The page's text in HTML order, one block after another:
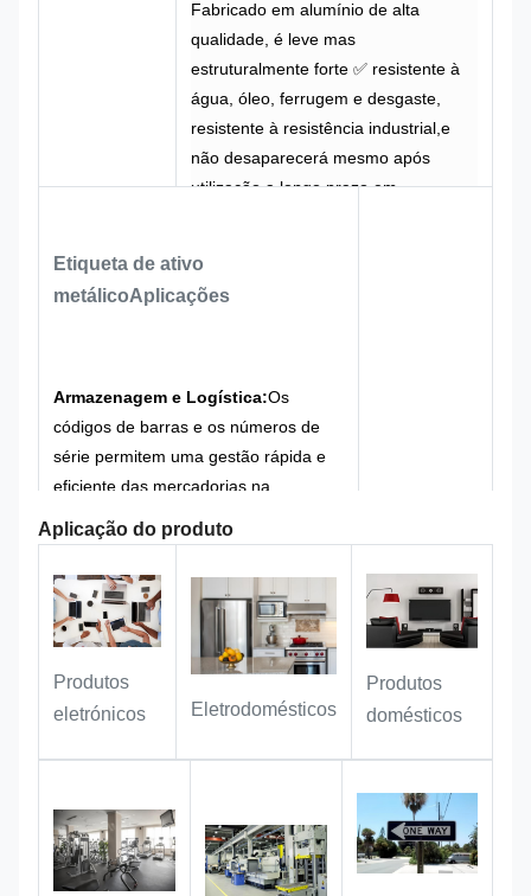
Fabricado em alumínio de alta
qualidade, é leve mas
estruturalmente forte ✅ resistente à
água, óleo, ferrugem e desgaste,
resistente à resistência industrial,e
não desaparecerá mesmo após
utilização a longo prazo em
digitalização é rápido e estável, com
uma elevada taxa de sucesso de
digitalização de códigos
✅ Durabilidade industrial, à prova de
água, óleo, ferrugem e resistência ao
desgaste, sem descoloração mesmo
complexos
✅ Design de identificação dupla,
reconhecimento duplo de código
visual e QR, maior eficiência de
gestão
✅ é fino, leve, resistente, flexível de
instalar e adequado para vários
Etiqueta de ativo
metálicoAplicações
Armazenagem e Logística:Os
códigos de barras e os números de
série permitem uma gestão rápida e
eficiente das mercadorias na
recepção/emissão, na contagem dos
inventários,e processos de
rastreabilidade.
Equipamento industrial:
Adequado
para rotulagem de máquinas,
acessórios de hardware e
instrumentos, com propriedades
mesmo durante a utilização
prolongada em oficinas e ambientes
industriais..
Aplicação do produto
Produtos
eletrónicos
Eletrodomésticos
Produtos
domésticos